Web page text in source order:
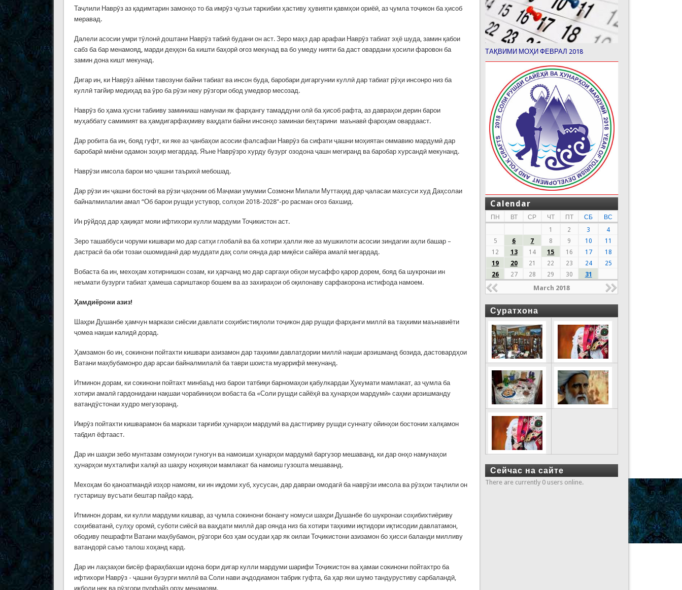
Таҷлили Наврӯз аз қадимтарин замонҳо то ба имрӯз ҷузъи таркибии ҳастиву ҳувияти қавмҳои ориёӣ, аз ҷумла тоҷикон ба ҳисоб
меравад.
Далели асосии умри тӯлонӣ доштани Наврӯз табиӣ будани он аст. Зеро маҳз дар арафаи Наврӯз табиат эҳё шуда, замин қабои
сабз ба бар менамояд, марди деҳқон ба кишти баҳорӣ оғоз мекунад ва бо умеду нияти ба даст овардани ҳосили фаровон ба
замин дона кишт мекунад.
Дигар ин, ки Наврӯз айёми тавозуни байни табиат ва инсон буда, баробари дигаргунии куллӣ дар табиат рӯҳи инсонро низ ба
куллӣ тағйир медиҳад ва ӯро ба рӯзи неку рӯзгори обод умедвор месозад.
Наврӯз бо ҳама ҳусни табииву заминиаш намунаи як фарҳангу тамаддуни олӣ ба ҳисоб рафта, аз давраҳои дерин барои
муҳаббату самимият ва ҳамдигарфаҳмиву ваҳдати байни инсонҳо заминаи беҳтарини маънавӣ фароҳам овардааст.
Дар робита ба ин, бояд гуфт, ки яке аз ҷанбаҳои асосии фалсафаи Наврӯз ба сифати ҷашни моҳиятан оммавию мардумӣ дар
баробарӣ миёни одамон зоҳир мегардад. Яъне Наврӯзро хурду бузург озодона ҷашн мегиранд ва баробар хурсандӣ мекунанд.
Наврӯзи имсола барои мо ҷашни таърихӣ мебошад.
Дар рӯзи ин ҷашни бостонӣ ва рӯзи ҷаҳонии об Маҷмаи умумии Созмони Милали Муттаҳид дар ҷаласаи махсуси худ Даҳсолаи
байналмилалии амал “Об барои рушди устувор, солҳои 2018-2028”-ро расман оғоз бахшид.
Ин рӯйдод дар ҳақиқат мояи ифтихори кулли мардуми Тоҷикистон аст.
Зеро ташаббуси чоруми кишвари мо дар сатҳи глобалӣ ва ба хотири ҳалли яке аз мушкилоти асосии зиндагии аҳли башар –
дастрасӣ ба оби тозаи ошомиданӣ дар муддати даҳ соли оянда дар миқёси сайёра амалӣ мегардад.
Вобаста ба ин, мехоҳам хотирнишон созам, ки ҳарчанд мо дар саргаҳи обҳои мусаффо қарор дорем, бояд ба шукронаи ин
неъмати бузурги табиат ҳамеша сариштакор бошем ва аз захираҳои об оқилонаву сарфакорона истифода намоем.
Ҳамдиёрони азиз!
Шаҳри Душанбе ҳамчун маркази сиёсии давлати соҳибистиқлоли тоҷикон дар рушди фарҳанги миллӣ ва таҳкими маънавиёти
ҷомеа нақши калидӣ дорад.
Ҳамзамон бо ин, сокинони пойтахти кишвари азизамон дар таҳкими давлатдории миллӣ нақши арзишманд бозида, дастовардҳои
Ватани маҳбубамонро дар арсаи байналмилалӣ ба таври шоиста муаррифӣ мекунанд.
Итминон дорам, ки сокинони пойтахт минбаъд низ барои татбиқи барномаҳои қабулкардаи Ҳукумати мамлакат, аз ҷумла ба
хотири амалӣ гардонидани нақшаи чорабиниҳои вобаста ба «Соли рушди сайёҳӣ ва ҳунарҳои мардумӣ» саҳми арзишманду
ватандӯстонаи худро мегузоранд.
Имрӯз пойтахти кишварамон ба маркази тарғиби ҳунарҳои мардумӣ ва дастгириву рушди суннату ойинҳои бостонии халқамон
табдил ёфтааст.
Дар ин шаҳри зебо мунтазам озмунҳои гуногун ва намоиши ҳунарҳои мардумӣ баргузор мешаванд, ки дар онҳо намунаҳои
ҳунарҳои мухталифи халқӣ аз шаҳру ноҳияҳои мамлакат ба намоиш гузошта мешаванд.
Мехоҳам бо қаноатмандӣ изҳор намоям, ки ин иқдоми хуб, хусусан, дар давраи омодагӣ ба наврӯзи имсола ва рӯзҳои таҷлили он
густаришу вусъати бештар пайдо кард.
Итминон дорам, ки кулли мардуми кишвар, аз ҷумла сокинони бонангу номуси шаҳри Душанбе бо шукронаи соҳибихтиёриву
соҳибватанӣ, сулҳу оромӣ, суботи сиёсӣ ва ваҳдати миллӣ дар оянда низ ба хотири таҳкими иқтидори иқтисодии давлатамон,
ободиву пешрафти Ватани маҳбубамон, рӯзгори боз ҳам осудаи ҳар як оилаи Тоҷикистони азизамон бо ҳисси баланди милливу
ватандорӣ саъю талош хоҳанд кард.
Дар ин лаҳзаҳои бисёр фараҳбахши идона бори дигар кулли мардуми шарифи Тоҷикистон ва ҳамаи сокинони пойтахтро ба
ифтихори Наврӯз - ҷашни бузурги миллӣ ва Соли нави аҷдодиамон табрик гуфта, ба ҳар яки шумо тандурустиву сарбаландӣ,
иқболи нек ва рӯзгори пурфайз орзу менамоям.
ТАҚВИМИ МОҲИ ФЕВРАЛ 2018
Calendar
ПН ВТ СР ЧТ ПТ СБ
ВС
1
2 3
4
5
6 7 8 9 10
11
12
13 14 15 16 17
18
19
20 21 22 23 24
25
26
27 28 29 30 31
March 2018
Суратхона
Сейчас на сайте
There are currently 0 users online.